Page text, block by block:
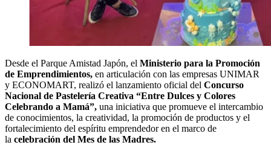
Desde el Parque Amistad Japón, el Ministerio para la Promoción
de Emprendimientos, en articulación con las empresas UNIMAR
y ECONOMART, realizó el lanzamiento oficial del Concurso
Nacional de Pastelería Creativa “Entre Dulces y Colores
Celebrando a Mamá”, una iniciativa que promueve el intercambio
de conocimientos, la creatividad, la promoción de productos y el
fortalecimiento del espíritu emprendedor en el marco de
la celebración del Mes de las Madres.